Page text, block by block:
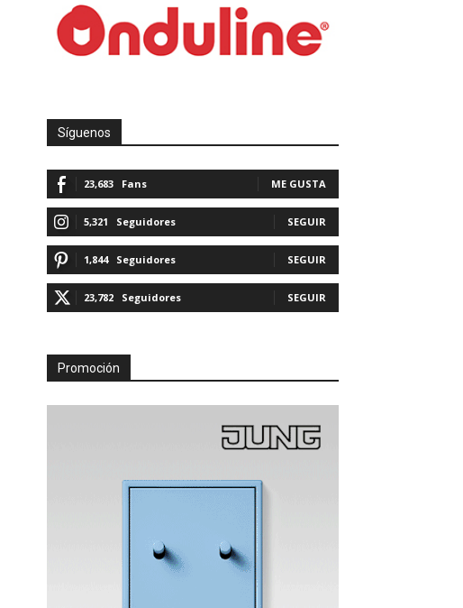
Síguenos
23,683 Fans ME GUSTA
5,321 Seguidores SEGUIR
1,844 Seguidores SEGUIR
23,782 Seguidores SEGUIR
Promoción